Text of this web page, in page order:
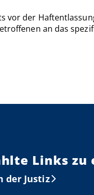
vor der
an das
Links zu
der Justiz